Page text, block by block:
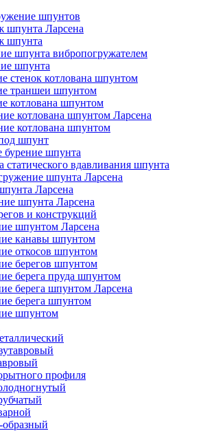
шпунтов
шпунта Ларсена
шпунта
шпунта вибропогружателем
шпунта
стенок котлована шпунтом
траншеи шпунтом
котлована шпунтом
котлована шпунтом Ларсена
котлована шпунтом
шпунт
бурение шпунта
статического вдавливания шпунта
шпунта Ларсена
Ларсена
шпунта Ларсена
и конструкций
шпунтом Ларсена
канавы шпунтом
откосов шпунтом
берегов шпунтом
берега пруда шпунтом
берега шпунтом Ларсена
берега шпунтом
шпунтом
профиля